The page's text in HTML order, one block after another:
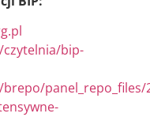
bip-